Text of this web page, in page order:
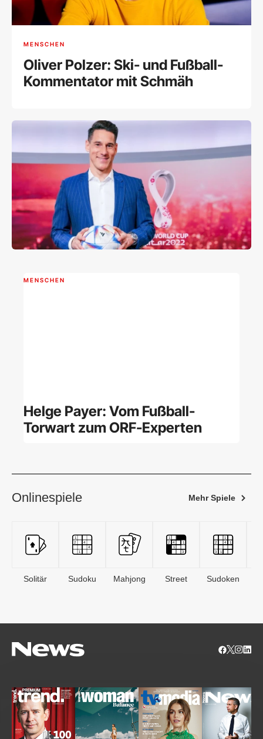
MENSCHEN
Oliver Polzer: Ski- und Fußball-
Kommentator mit Schmäh
MENSCHEN
Helge Payer: Vom Fußball-
Torwart zum ORF-Experten
Onlinespiele Mehr Spiele
Solitär Sudoku Mahjong Street Sudoken